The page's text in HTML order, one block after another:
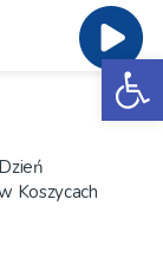
Koszycach